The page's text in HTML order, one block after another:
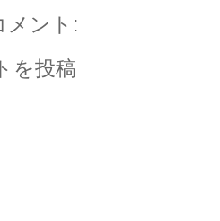
メント:
を投稿